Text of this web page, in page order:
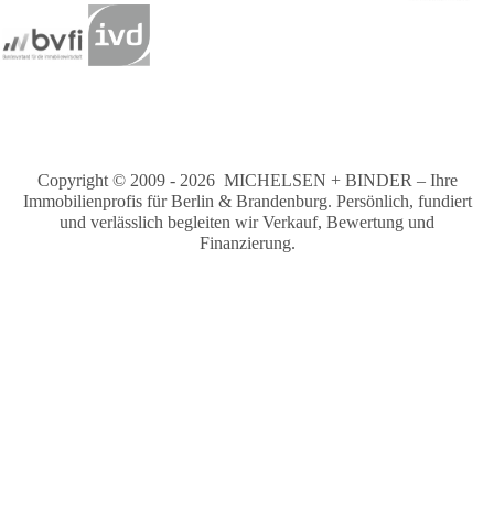
Copyright © 2009 - 2026 MICHELSEN + BINDER – Ihre
Immobilienprofis für Berlin & Brandenburg. Persönlich, fundiert
und verlässlich begleiten wir Verkauf, Bewertung und
Finanzierung.